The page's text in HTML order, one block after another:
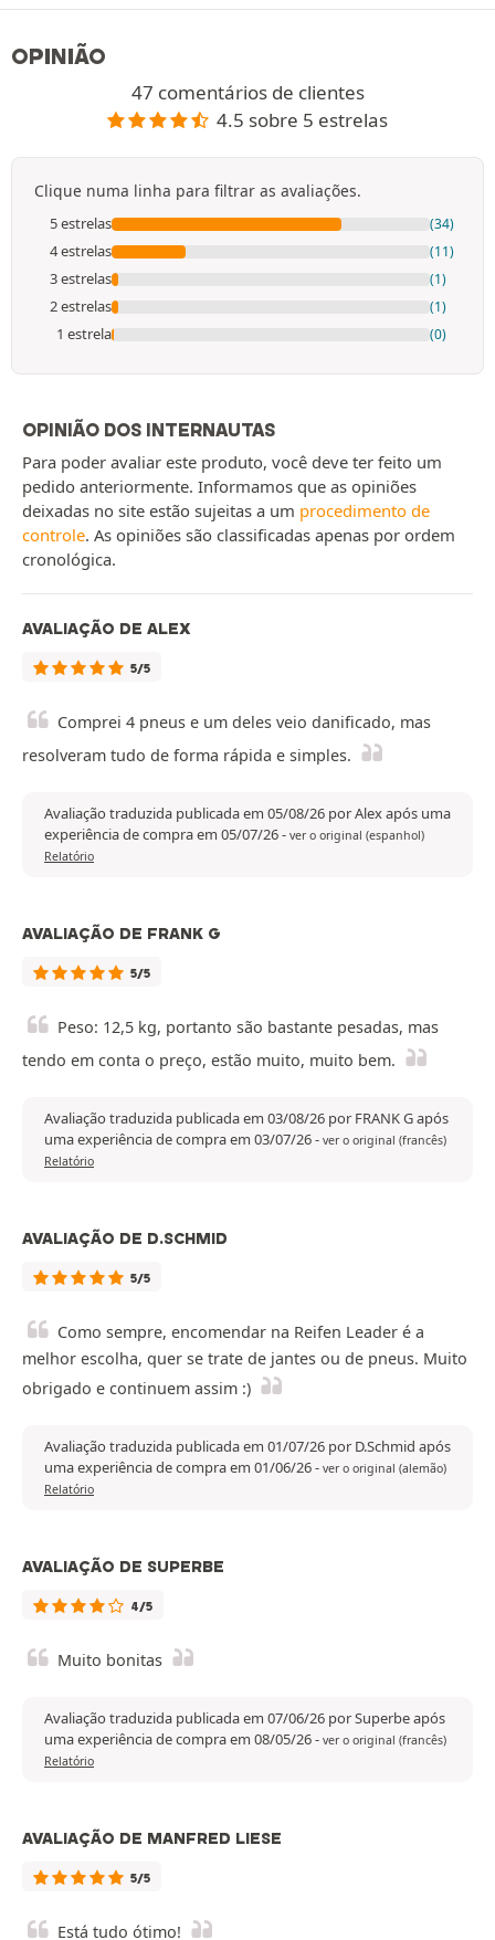
OPINIÃO
47 comentários de clientes
4.5 sobre 5 estrelas
Clique numa linha para filtrar as avaliações.
5 estrelas (34)
4 estrelas (11)
3 estrelas (1)
2 estrelas (1)
1 estrela (0)
OPINIÃO DOS INTERNAUTAS
Para poder avaliar este produto, você deve ter feito um
pedido anteriormente. Informamos que as opiniões
deixadas no site estão sujeitas a um procedimento de
controle. As opiniões são classificadas apenas por ordem
cronológica.
AVALIAÇÃO DE ALEX
5/5
Comprei 4 pneus e um deles veio danificado, mas
resolveram tudo de forma rápida e simples.
Avaliação traduzida publicada em 05/08/26 por Alex após uma
experiência de compra em 05/07/26- ver o original (espanhol)
Relatório
AVALIAÇÃO DE FRANK G
5/5
Peso: 12,5 kg, portanto são bastante pesadas, mas
tendo em conta o preço, estão muito, muito bem.
Avaliação traduzida publicada em 03/08/26 por FRANK G após
uma experiência de compra em 03/07/26- ver o original (francês)
Relatório
AVALIAÇÃO DE D.SCHMID
5/5
Como sempre, encomendar na Reifen Leader é a
melhor escolha, quer se trate de jantes ou de pneus. Muito
obrigado e continuem assim :)
Avaliação traduzida publicada em 01/07/26 por D.Schmid após
uma experiência de compra em 01/06/26- ver o original (alemão)
Relatório
AVALIAÇÃO DE SUPERBE
4/5
Muito bonitas
Avaliação traduzida publicada em 07/06/26 por Superbe após
uma experiência de compra em 08/05/26- ver o original (francês)
Relatório
AVALIAÇÃO DE MANFRED LIESE
5/5
Está tudo ótimo!